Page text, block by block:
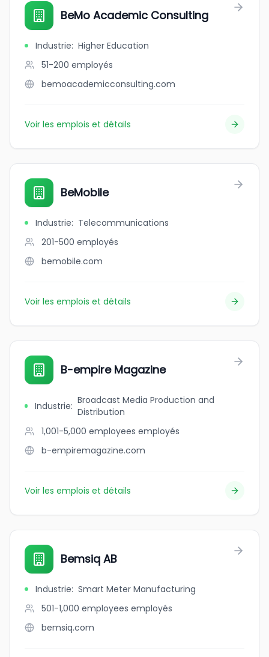
BeMo Academic Consulting
Industrie: Higher Education
51-200 employés
bemoacademicconsulting.com
Voir les emplois et détails
BeMobile
Industrie: Telecommunications
201-500 employés
bemobile.com
Voir les emplois et détails
B-empire Magazine
Industrie: Broadcast Media Production and
Distribution
1,001-5,000 employees employés
b-empiremagazine.com
Voir les emplois et détails
Bemsiq AB
Industrie: Smart Meter Manufacturing
501-1,000 employees employés
bemsiq.com